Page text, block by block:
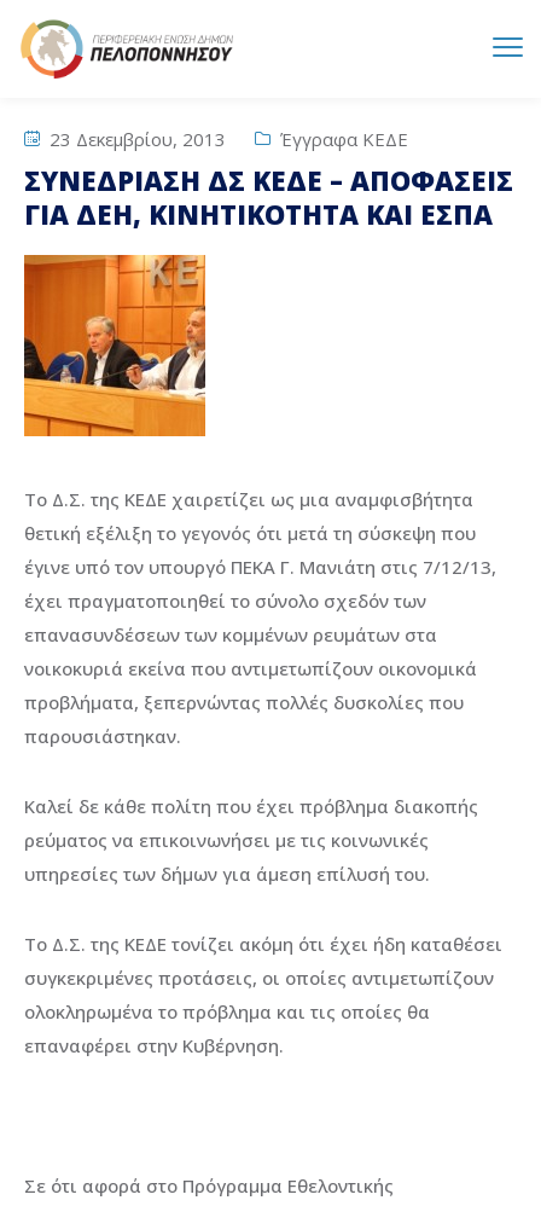
23 Δεκεμβρίου, 2013 Έγγραφα ΚΕΔΕ
ΣΥΝΕΔΡΙΑΣΗ ΔΣ ΚΕΔΕ – ΑΠΟΦΑΣΕΙΣ
ΓΙΑ ΔΕΗ, ΚΙΝΗΤΙΚΟΤΗΤΑ ΚΑΙ ΕΣΠΑ
Το Δ.Σ. της ΚΕΔΕ χαιρετίζει ως μια αναμφισβήτητα
θετική εξέλιξη το γεγονός ότι μετά τη σύσκεψη που
έγινε υπό τον υπουργό ΠΕΚΑ Γ. Μανιάτη στις 7/12/13,
έχει πραγματοποιηθεί το σύνολο σχεδόν των
επανασυνδέσεων των κομμένων ρευμάτων στα
νοικοκυριά εκείνα που αντιμετωπίζουν οικονομικά
προβλήματα, ξεπερνώντας πολλές δυσκολίες που
παρουσιάστηκαν.
Καλεί δε κάθε πολίτη που έχει πρόβλημα διακοπής
ρεύματος να επικοινωνήσει με τις κοινωνικές
υπηρεσίες των δήμων για άμεση επίλυσή του.
Το Δ.Σ. της ΚΕΔΕ τονίζει ακόμη ότι έχει ήδη καταθέσει
συγκεκριμένες προτάσεις, οι οποίες αντιμετωπίζουν
ολοκληρωμένα το πρόβλημα και τις οποίες θα
επαναφέρει στην Κυβέρνηση.
Σε ότι αφορά στο Πρόγραμμα Εθελοντικής